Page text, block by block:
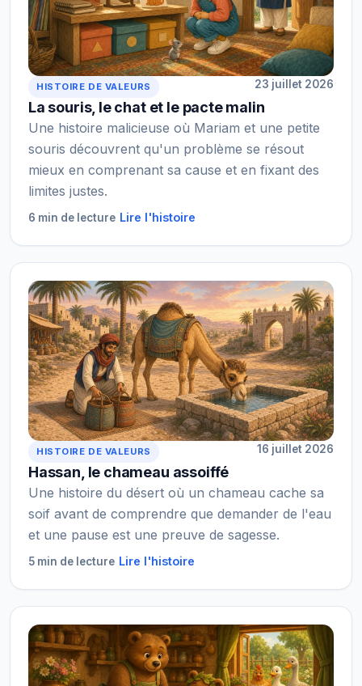
HISTOIRE DE VALEURS 23 juillet 2026
La souris, le chat et le pacte malin
Une histoire malicieuse où Mariam et une petite
souris découvrent qu'un problème se résout
mieux en comprenant sa cause et en fixant des
limites justes.
6 min de lecture Lire l'histoire
HISTOIRE DE VALEURS 16 juillet 2026
Hassan, le chameau assoiffé
Une histoire du désert où un chameau cache sa
soif avant de comprendre que demander de l'eau
et une pause est une preuve de sagesse.
5 min de lecture Lire l'histoire